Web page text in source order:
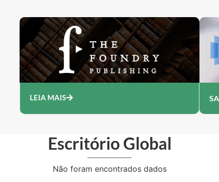
LEIA MAIS
Escritório Global
Não foram encontrados dados